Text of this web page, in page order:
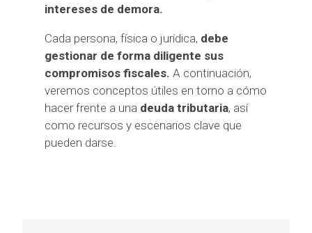
intereses de demora.
Cada persona, física o jurídica, debe
gestionar de forma diligente sus
compromisos fiscales. A continuación,
veremos conceptos útiles en torno a cómo
hacer frente a una deuda tributaria, así
como recursos y escenarios clave que
pueden darse.